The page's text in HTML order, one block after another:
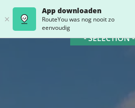
App downloaden
RouteYou was nog nooit zo
eenvoudig
- SELECTION -